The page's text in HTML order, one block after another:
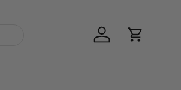
Logg innHandlekurv